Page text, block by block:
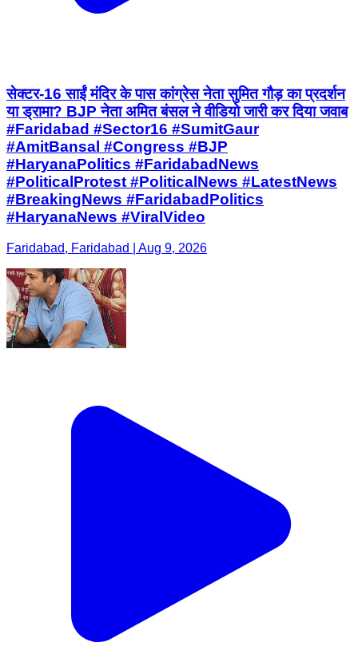
सेक्टर-16 साईं मंदिर के पास कांग्रेस नेता सुमित गौड़ का प्रदर्शन
या ड्रामा? BJP नेता अमित बंसल ने वीडियो जारी कर दिया जवाब
#Faridabad #Sector16 #SumitGaur
#AmitBansal #Congress #BJP
#HaryanaPolitics #FaridabadNews
#PoliticalProtest #PoliticalNews #LatestNews
#BreakingNews #FaridabadPolitics
#HaryanaNews #ViralVideo
Faridabad, Faridabad | Aug 9, 2026